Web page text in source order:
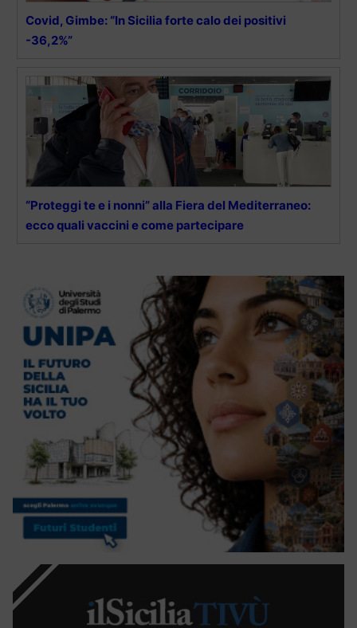
Covid, Gimbe: “In Sicilia forte calo dei positivi
-36,2%”
“Proteggi te e i nonni” alla Fiera del Mediterraneo:
ecco quali vaccini e come partecipare